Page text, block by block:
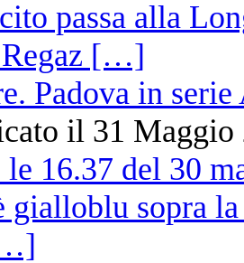
Padova in serie
il 31 Maggio